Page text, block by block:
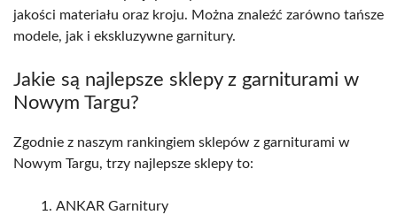
jakości materiału oraz kroju. Można znaleźć zarówno tańsze
modele, jak i ekskluzywne garnitury.
Jakie są najlepsze sklepy z garniturami w
Nowym Targu?
Zgodnie z naszym rankingiem sklepów z garniturami w
Nowym Targu, trzy najlepsze sklepy to:
ANKAR Garnitury